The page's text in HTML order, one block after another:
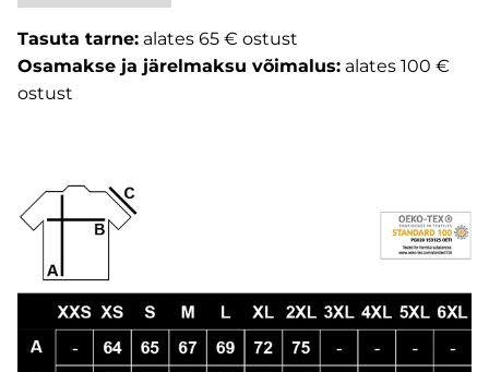
Tasuta tarne: alates 65 € ostust
Osamakse ja järelmaksu võimalus: alates 100 €
ostust